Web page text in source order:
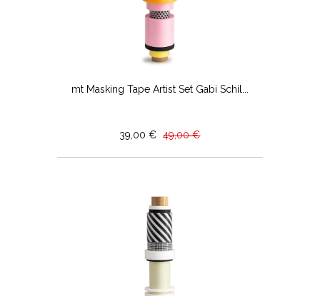
mt Masking Tape Artist Set Gabi Schil...
39,00 € 49,00 €